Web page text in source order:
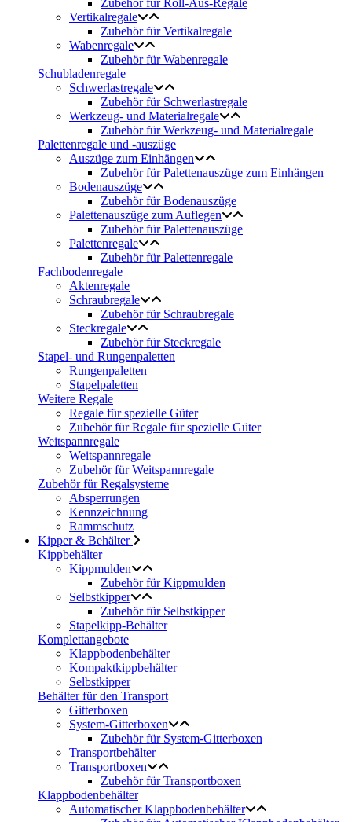
Zubehör für Roll-Aus-Regale
Vertikalregale
Zubehör für Vertikalregale
Wabenregale
Zubehör für Wabenregale
Schubladenregale
Schwerlastregale
Zubehör für Schwerlastregale
Werkzeug- und Materialregale
Zubehör für Werkzeug- und Materialregale
Palettenregale und -auszüge
Auszüge zum Einhängen
Zubehör für Palettenauszüge zum Einhängen
Bodenauszüge
Zubehör für Bodenauszüge
Palettenauszüge zum Auflegen
Zubehör für Palettenauszüge
Palettenregale
Zubehör für Palettenregale
Fachbodenregale
Aktenregale
Schraubregale
Zubehör für Schraubregale
Steckregale
Zubehör für Steckregale
Stapel- und Rungenpaletten
Rungenpaletten
Stapelpaletten
Weitere Regale
Regale für spezielle Güter
Zubehör für Regale für spezielle Güter
Weitspannregale
Weitspannregale
Zubehör für Weitspannregale
Zubehör für Regalsysteme
Absperrungen
Kennzeichnung
Rammschutz
Kipper & Behälter
Kippbehälter
Kippmulden
Zubehör für Kippmulden
Selbstkipper
Zubehör für Selbstkipper
Stapelkipp-Behälter
Komplettangebote
Klappbodenbehälter
Kompaktkippbehälter
Selbstkipper
Behälter für den Transport
Gitterboxen
System-Gitterboxen
Zubehör für System-Gitterboxen
Transportbehälter
Transportboxen
Zubehör für Transportboxen
Klappbodenbehälter
Automatischer Klappbodenbehälter